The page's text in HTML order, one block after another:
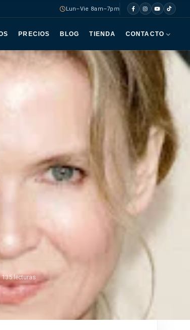
Lun–Vie 8am–7pm
PRECIOS BLOG TIENDA CONTACTO
135 lecturas